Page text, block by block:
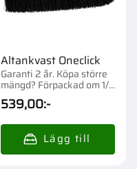
Altankvast Oneclick
Garanti 2 år. Köpa större
mängd? Förpackad om 1/4
st.
539,00:-